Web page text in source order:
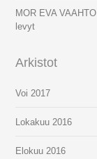
MOR EVA
levyt
Arkistot
Voi 2017
Lokakuu 2016
Elokuu 2016